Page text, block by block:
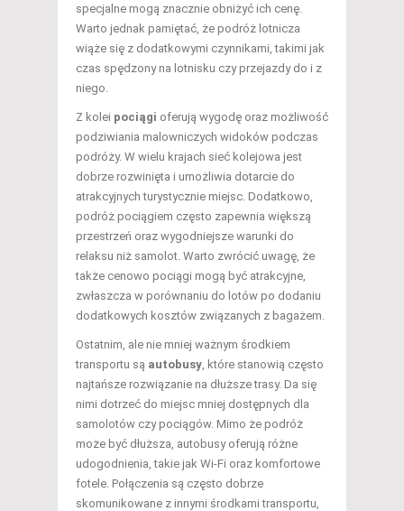
specjalne mogą znacznie obniżyć ich cenę.
Warto jednak pamiętać, że podróż lotnicza
wiąże się z dodatkowymi czynnikami, takimi jak
czas spędzony na lotnisku czy przejazdy do i z
niego.
Z kolei pociągi oferują wygodę oraz możliwość
podziwiania malowniczych widoków podczas
podróży. W wielu krajach sieć kolejowa jest
dobrze rozwinięta i umożliwia dotarcie do
atrakcyjnych turystycznie miejsc. Dodatkowo,
podróż pociągiem często zapewnia większą
przestrzeń oraz wygodniejsze warunki do
relaksu niż samolot. Warto zwrócić uwagę, że
także cenowo pociągi mogą być atrakcyjne,
zwłaszcza w porównaniu do lotów po dodaniu
dodatkowych kosztów związanych z bagażem.
Ostatnim, ale nie mniej ważnym środkiem
transportu są autobusy , które stanowią często
najtańsze rozwiązanie na dłuższe trasy. Da się
nimi dotrzeć do miejsc mniej dostępnych dla
samolotów czy pociągów. Mimo że podróż
może być dłuższa, autobusy oferują różne
udogodnienia, takie jak Wi-Fi oraz komfortowe
fotele. Połączenia są często dobrze
skomunikowane z innymi środkami transportu,